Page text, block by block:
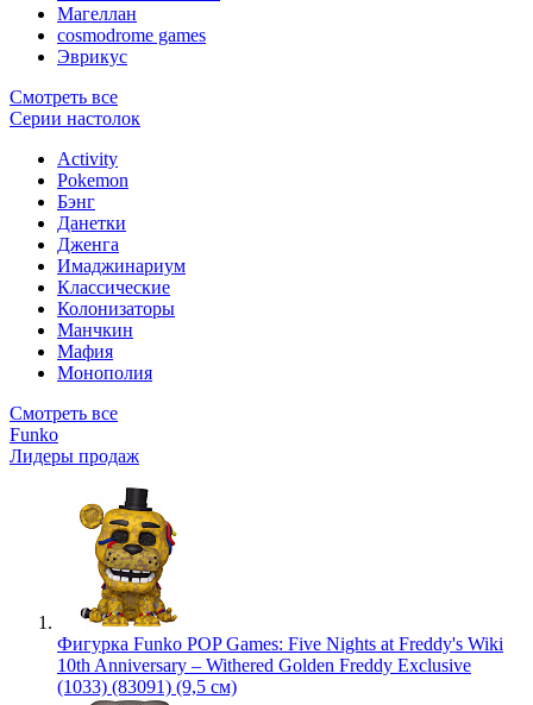
Магеллан
сosmodrome games
Эврикус
Смотреть все
Серии настолок
Activity
Pokemon
Бэнг
Данетки
Дженга
Имаджинариум
Классические
Колонизаторы
Манчкин
Мафия
Монополия
Смотреть все
Funko
Лидеры продаж
Фигурка Funko POP Games: Five Nights at Freddy's Wiki
10th Anniversary – Withered Golden Freddy Exclusive
(1033) (83091) (9,5 см)